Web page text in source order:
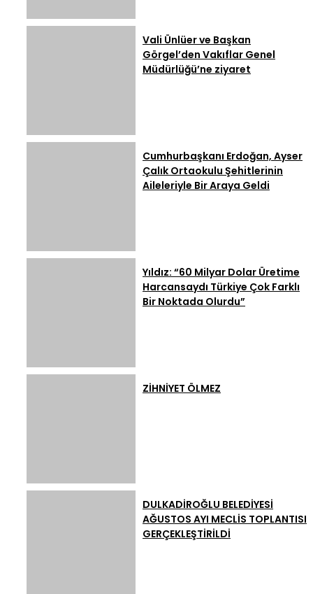
Vali Ünlüer ve Başkan
Görgel’den Vakıflar Genel
Müdürlüğü’ne ziyaret
Cumhurbaşkanı Erdoğan, Ayser
Çalık Ortaokulu Şehitlerinin
Aileleriyle Bir Araya Geldi
Yıldız: “60 Milyar Dolar Üretime
Harcansaydı Türkiye Çok Farklı
Bir Noktada Olurdu”
ZİHNİYET ÖLMEZ
DULKADİROĞLU BELEDİYESİ
AĞUSTOS AYI MECLİS TOPLANTISI
GERÇEKLEŞTİRİLDİ